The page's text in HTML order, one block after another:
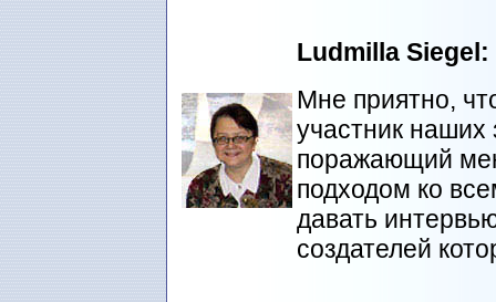
Ludmilla Siegel:
Мне приятно,
участник наших
поражающий
подходом ко
давать
создателей